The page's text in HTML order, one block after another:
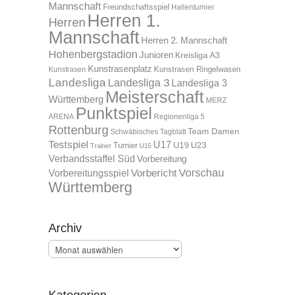
Mannschaft Freundschaftsspiel Hallenturnier
Herren Herren 1.
Mannschaft Herren 2. Mannschaft
Hohenbergstadion Junioren Kreisliga A3
Kunstrasen Kunstrasenplatz Kunstrasen Ringelwasen
Landesliga Landesliga 3 Landesliga 3
Württemberg Meisterschaft MERZ
ARENA Punktspiel Regionenliga 5
Rottenburg Schwäbisches Tagblatt Team Damen
Testspiel Trainer Turnier U15 U17 U19 U23
Verbandsstaffel Süd Vorbereitung
Vorbereitungsspiel VorberichtVorschau
Württemberg
Archiv
Archiv